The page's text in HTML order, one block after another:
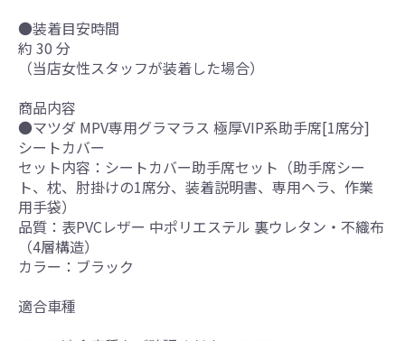
●装着目安時間
約 30 分
（当店女性スタッフが装着した場合）
商品内容
●マツダ MPV専用グラマラス 極厚VIP系助手席[1席分]
シートカバー
セット内容：シートカバー助手席セット（助手席シー
ト、枕、肘掛けの1席分、装着説明書、専用ヘラ、作業
用手袋）
品質：表PVCレザー 中ポリエステル 裏ウレタン・不織布
（4層構造）
カラー：ブラック
適合車種